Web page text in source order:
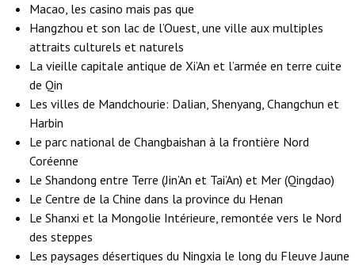
Macao, les casino mais pas que
Hangzhou et son lac de l’Ouest, une ville aux multiples
attraits culturels et naturels
La vieille capitale antique de Xi’An et l’armée en terre cuite
de Qin
Les villes de Mandchourie: Dalian, Shenyang, Changchun et
Harbin
Le parc national de Changbaishan à la frontière Nord
Coréenne
Le Shandong entre Terre (Jin’An et Tai’An) et Mer (Qingdao)
Le Centre de la Chine dans la province du Henan
Le Shanxi et la Mongolie Intérieure, remontée vers le Nord
des steppes
Les paysages désertiques du Ningxia le long du Fleuve Jaune